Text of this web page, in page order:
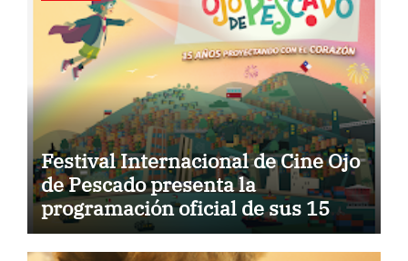
Festival Internacional de Cine Ojo
de Pescado presenta la
programación oficial de sus 15
años